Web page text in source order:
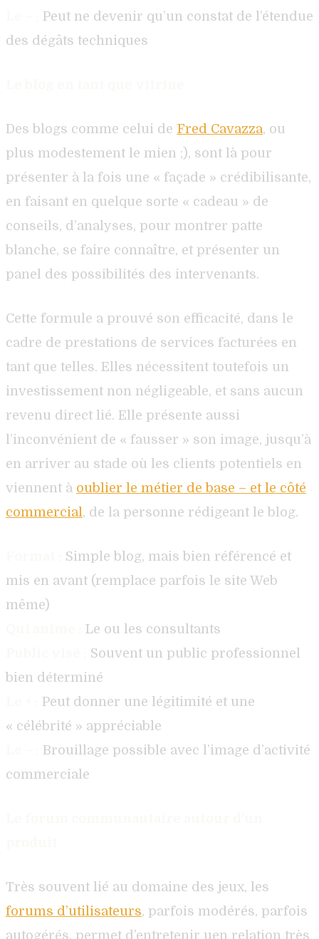
Peut ne devenir qu’un constat de l’étendue
des dégâts techniques
Des blogs comme celui de Fred Cavazza, ou
plus modestement le mien ;), sont là pour
présenter à la fois une « façade » crédibilisante,
en faisant en quelque sorte « cadeau » de
conseils, d’analyses, pour montrer patte
blanche, se faire connaître, et présenter un
panel des possibilités des intervenants.
Cette formule a prouvé son efficacité, dans le
cadre de prestations de services facturées en
tant que telles. Elles nécessitent toutefois un
investissement non négligeable, et sans aucun
revenu direct lié. Elle présente aussi
l’inconvénient de « fausser » son image, jusqu’à
en arriver au stade où les clients potentiels en
viennent à oublier le métier de base – et le côté
commercial , de la personne rédigeant le blog.
Simple blog, mais bien référencé et
mis en avant (remplace parfois le site Web
même)
Le ou les consultants
Souvent un public professionnel
bien déterminé
Peut donner une légitimité et une
« célébrité » appréciable
Brouillage possible avec l’image d’activité
commerciale
Très souvent lié au domaine des jeux, les
forums d’utilisateurs, parfois modérés, parfois
autogérés, permet d’entretenir uen relation très